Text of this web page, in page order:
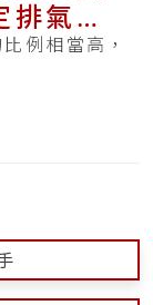
氣量
例相當高，